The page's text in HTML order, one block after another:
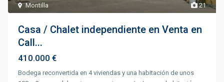
21
Montilla
Casa / Chalet independiente en Venta en
Call...
410.000 €
Bodega reconvertida en 4 viviendas y una habitación de unos